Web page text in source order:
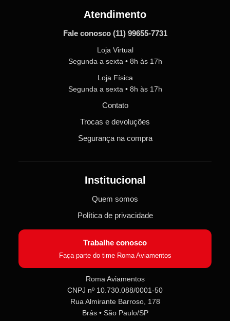
Roma Aviamentos
Online agora
Atendimento
Fale conosco (11) 99655-7731
Loja Virtual
Segunda a sexta • 8h às 17h
Loja Física
Segunda a sexta • 8h às 17h
Contato
Trocas e devoluções
Segurança na compra
Institucional
Quem somos
Política de privacidade
Trabalhe conosco
Faça parte do time Roma Aviamentos
Roma Aviamentos
CNPJ nº 10.730.088/0001-50
Rua Almirante Barroso, 178
Brás • São Paulo/SP